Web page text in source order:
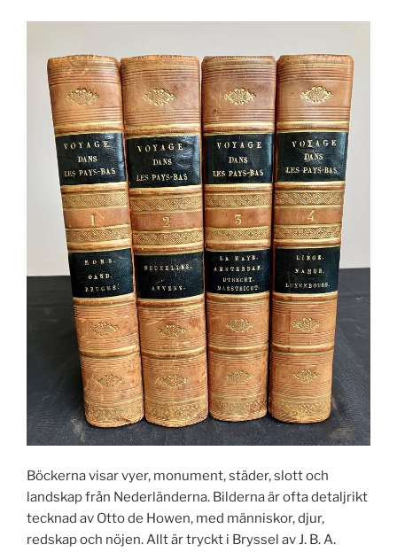
Böckerna visar vyer, monument, städer, slott och
landskap från Nederländerna. Bilderna är ofta detaljrikt
tecknad av Otto de Howen, med människor, djur,
redskap och nöjen. Allt är tryckt i Bryssel av J. B. A.